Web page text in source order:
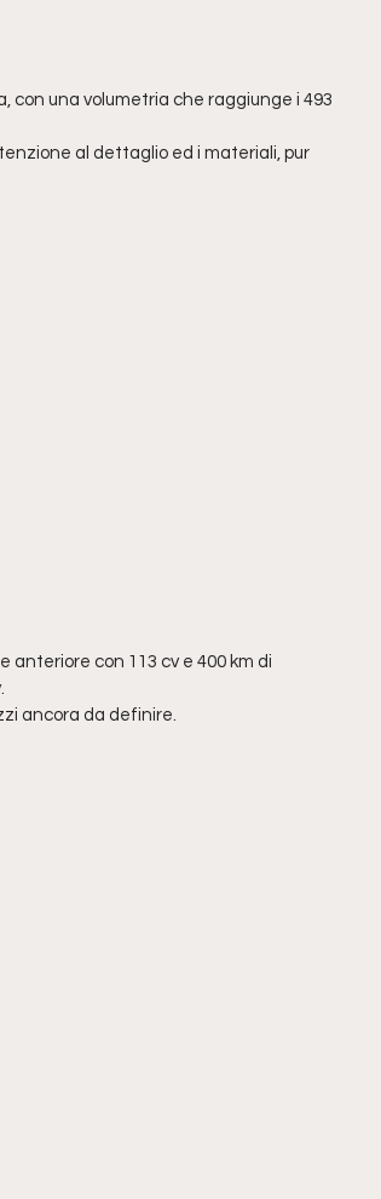
con una volumetria che raggiunge i 493
al dettaglio ed i materiali, pur
con 113 cv e 400 km di
ancora da definire.